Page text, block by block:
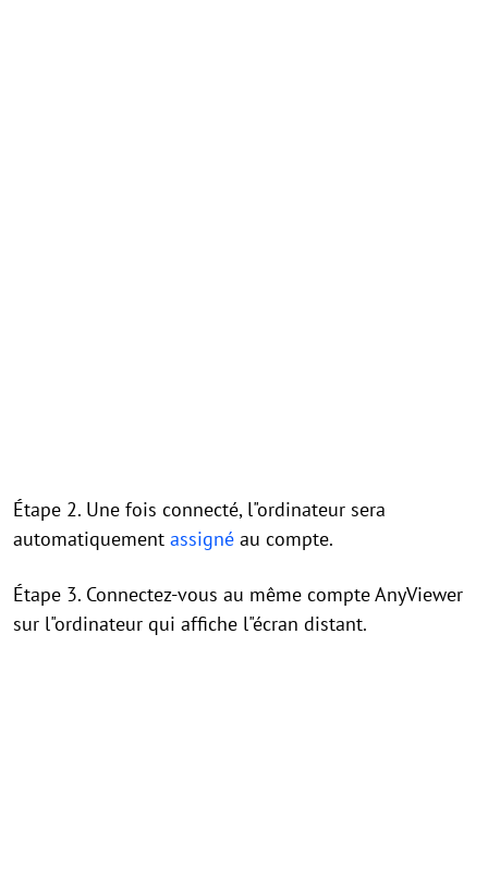
Étape 2. Une fois connecté, l"ordinateur sera
automatiquement assigné au compte.
Étape 3. Connectez-vous au même compte AnyViewer
sur l"ordinateur qui affiche l"écran distant.